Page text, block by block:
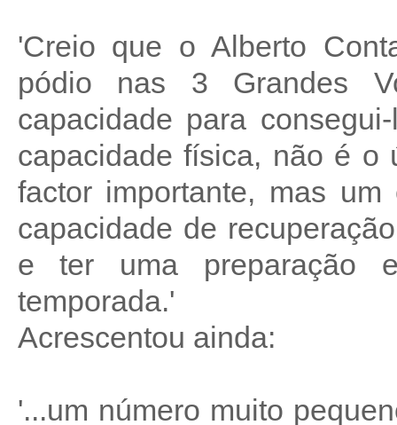
'Creio que o Alberto
pódio nas 3 Grandes
capacidade para
capacidade física, não é o
factor importante, mas
capacidade de
e ter uma preparação
temporada.'
Acrescentou ainda:
'...um número muito